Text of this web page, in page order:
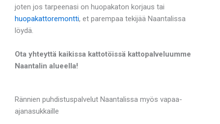
joten jos tarpeenasi on huopakaton korjaus tai
huopakattoremontti, et parempaa tekijää Naantalissa
löydä.
Ota yhteyttä kaikissa kattotöissä kattopalveluumme
Naantalin alueella!
Rännien puhdistuspalvelut Naantalissa myös vapaa-
ajanasukkaille